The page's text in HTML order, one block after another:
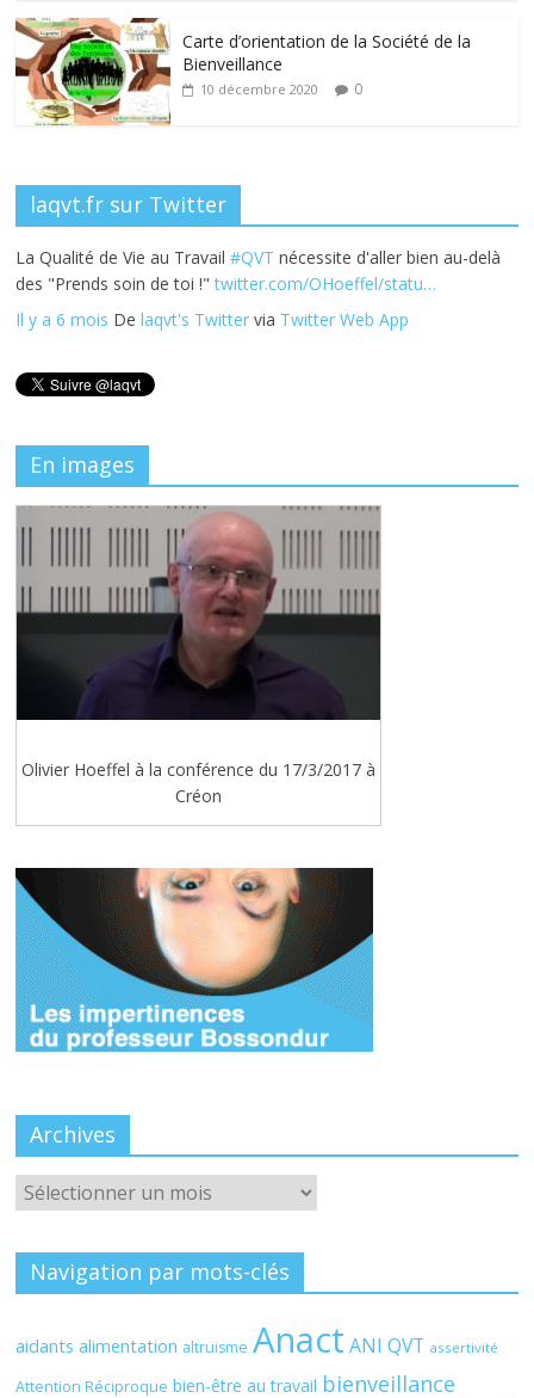
o
k
Carte d’orientation de la Société de la
Bienveillance
10 décembre 2020 0
laqvt.fr sur Twitter
La Qualité de Vie au Travail#QVT nécessite d'aller bien au-delà
des "Prends soin de toi !"twitter.com/OHoeffel/statu…
Il y a 6 mois Delaqvt's Twitter via Twitter Web App
En images
Olivier Hoeffel à la conférence du 17/3/2017 à
Créon
Archives
Archives
Navigation par mots-clés
aidants alimentation altruisme Anact ANI QVT assertivité
Attention Réciproque bien-être au travail bienveillance